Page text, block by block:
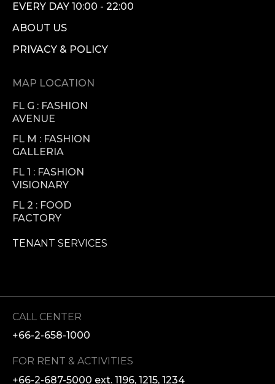
EVERY DAY 10:00 - 22:00
ABOUT US
PRIVACY & POLICY
MAP LOCATION
FL G : FASHION
AVENUE
FL M : FASHION
GALLERIA
FL 1 : FASHION
VISIONARY
FL 2 : FOOD
FACTORY
TENANT SERVICES
CALL CENTER
+66-2-658-1000
FOR RENT & ACTIVITIES
+66-2-687-5000 ext. 1196, 1215, 1234